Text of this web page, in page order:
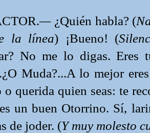
—¿Quién habla? (
la línea) ¡Bueno! (
No me lo digas. Eres
Muda?...A lo mejor
o querida quien seas: te
un buen Otorrino. Sí,
de joder. (Y muy molesto